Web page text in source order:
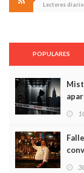
Lectores
POPULARES